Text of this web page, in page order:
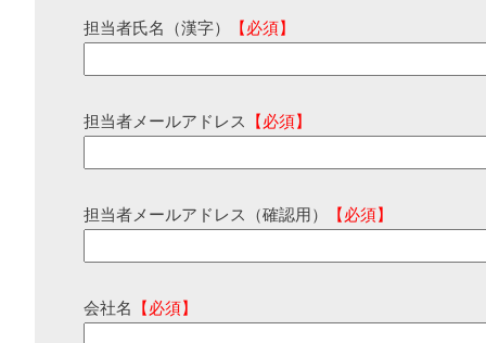
担当者氏名（漢字） 【必須】
担当者メールアドレス 【必須】
担当者メールアドレス（確認用） 【必須】
会社名 【必須】